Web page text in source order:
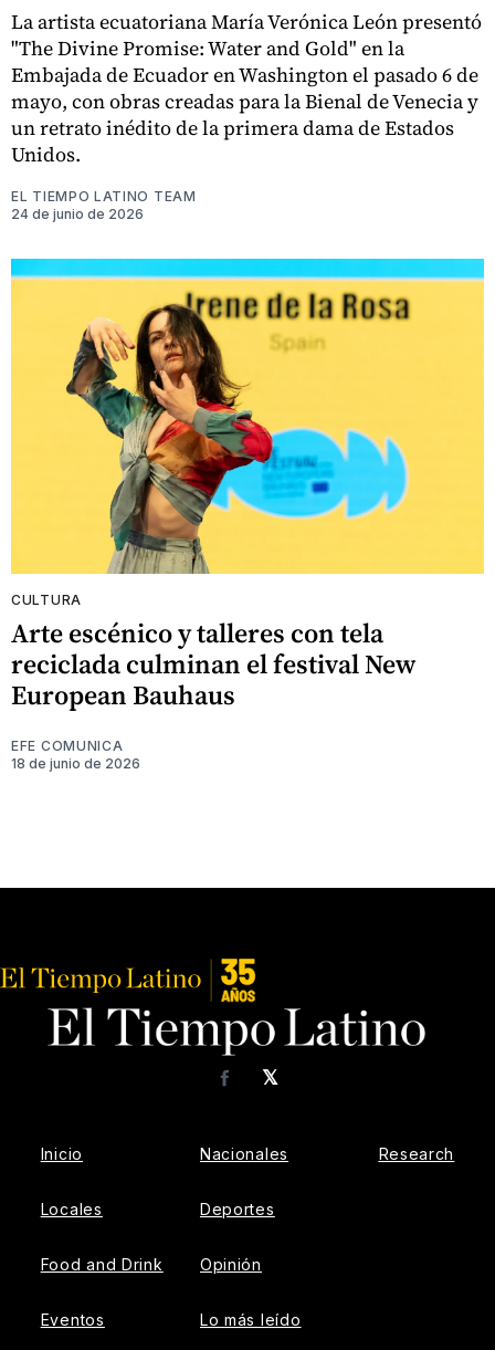
La artista ecuatoriana María Verónica León presentó
"The Divine Promise: Water and Gold" en la
Embajada de Ecuador en Washington el pasado 6 de
mayo, con obras creadas para la Bienal de Venecia y
un retrato inédito de la primera dama de Estados
Unidos.
EL TIEMPO LATINO TEAM
24 de junio de 2026
CULTURA
Arte escénico y talleres con tela
reciclada culminan el festival New
European Bauhaus
EFE COMUNICA
18 de junio de 2026
𝕏
Facebook
Inicio
Locales
Food and Drink
Eventos
Nacionales
Deportes
Opinión
Lo más leído
Research